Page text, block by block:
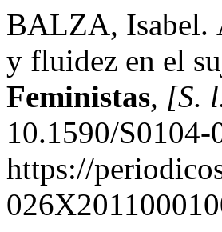
BALZA, Isabel.
y fluidez en el
Feministas, [S.
10.1590/
https://